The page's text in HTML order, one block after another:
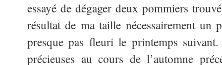
essayé de dégager deux pommiers
résultat de ma taille nécessairement un
presque pas fleuri le printemps
précieuses au cours de l’automne